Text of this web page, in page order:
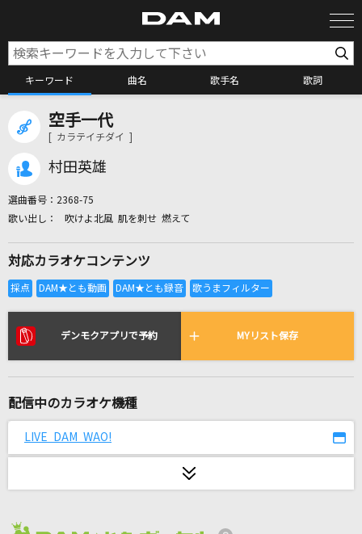
キーワード 曲名 歌手名 歌詞
全国りれき
リアルタイムで歌われている曲の一覧
[生音]蕾
[生音]アゲハ蝶
空手一代
[ カラテイチダイ ]
村田英雄
選曲番号： 2368-75
吹けよ北風 肌を刺せ 燃えて
対応カラオケコンテンツ
デンモクアプリで予約 MYリスト保存
配信中のカラオケ機種
LIVE DAM WAO!